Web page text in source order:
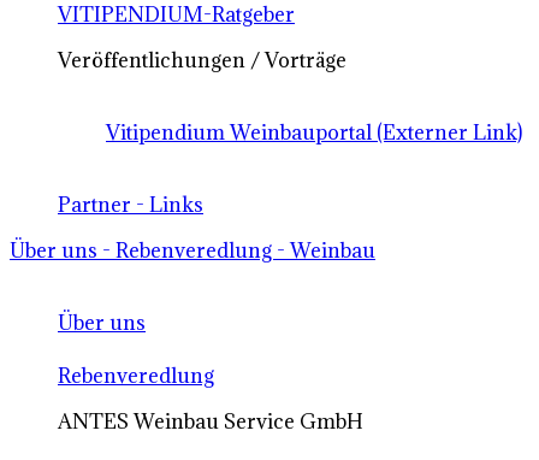
VITIPENDIUM-Ratgeber
Veröffentlichungen / Vorträge
Vitipendium Weinbauportal (Externer Link)
Partner - Links
Über uns - Rebenveredlung - Weinbau
Über uns
Rebenveredlung
ANTES Weinbau Service GmbH